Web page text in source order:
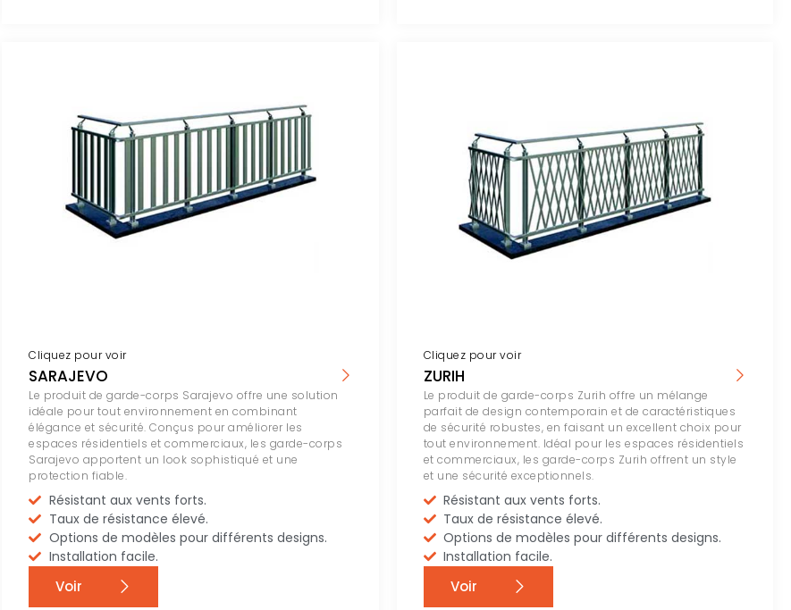
Cliquez pour voir
SARAJEVO
Le produit de garde-corps Sarajevo offre une solution
idéale pour tout environnement en combinant
élégance et sécurité. Conçus pour améliorer les
espaces résidentiels et commerciaux, les garde-corps
Sarajevo apportent un look sophistiqué et une
protection fiable.
Résistant aux vents forts.
Taux de résistance élevé.
Options de modèles pour différents designs.
Installation facile.
Voir
Cliquez pour voir
ZURIH
Le produit de garde-corps Zurih offre un mélange
parfait de design contemporain et de caractéristiques
de sécurité robustes, en faisant un excellent choix pour
tout environnement. Idéal pour les espaces résidentiels
et commerciaux, les garde-corps Zurih offrent un style
et une sécurité exceptionnels.
Résistant aux vents forts.
Taux de résistance élevé.
Options de modèles pour différents designs.
Installation facile.
Voir